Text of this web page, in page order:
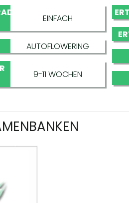
EINFACH
AUTOFLOWERING
9-11 WOCHEN